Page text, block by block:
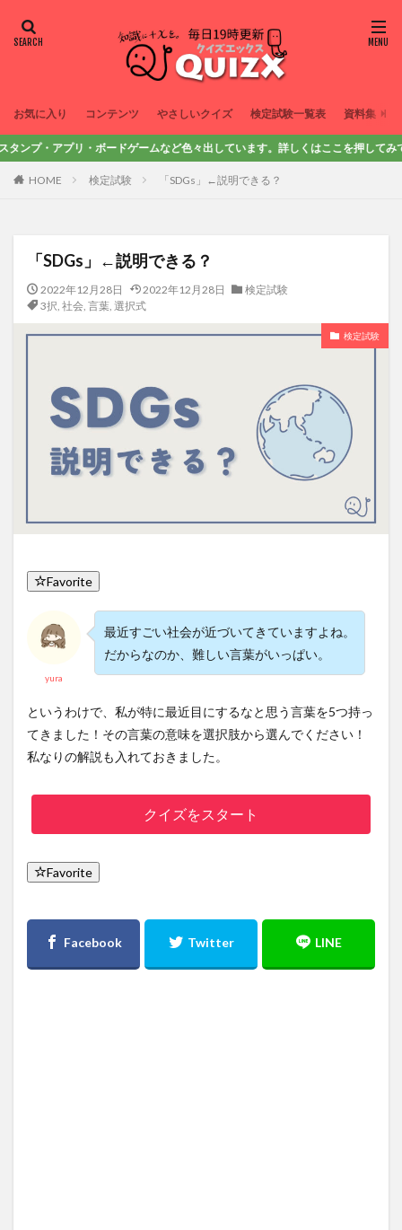
お気に入り コンテンツ やさしいクイズ 検定試験一覧表 資料集
ボードゲームなど色々出しています。詳しくはここを押してみてね！
HOME 検定試験 「SDGs」←説明できる？
「SDGs」←説明できる？
2022年12月28日 2022年12月28日
検定試験
3択, 社会, 言葉, 選択式
検定試験
Favorite
yura
最近すごい社会が近づいてきていますよね。
だからなのか、難しい言葉がいっぱい。
というわけで、私が特に最近目にするなと思う言葉を5つ持っ
てきました！その言葉の意味を選択肢から選んでください！
私なりの解説も入れておきました。
クイズをスタート
Favorite